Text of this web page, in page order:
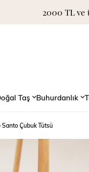
2000 TL
Taş Buhurdanlık
Çubuk Tütsü